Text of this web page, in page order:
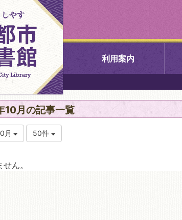
利用案内
中央図書館
北図書館
10月の記事一覧
月 50件
ん。